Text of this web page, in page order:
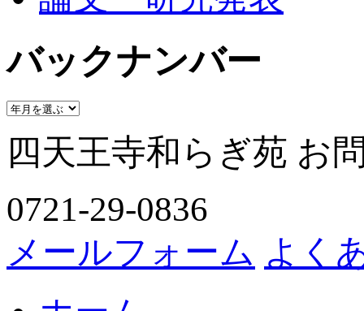
バックナンバー
四天王寺和らぎ苑 お
0721-29-0836
メールフォーム よく